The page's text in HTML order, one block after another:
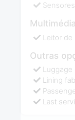
Multimédia
Leitor de
Outras
Luggage
Lining
Last